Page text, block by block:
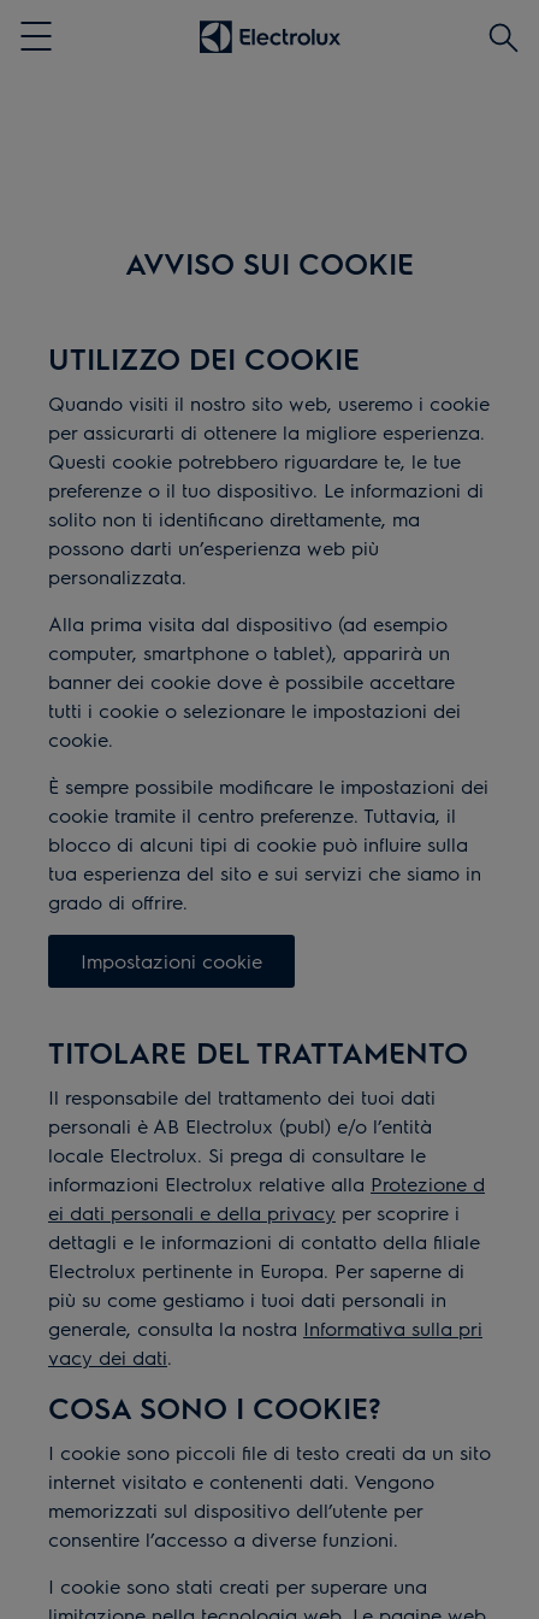
Menu
AVVISO SUI COOKIE
UTILIZZO DEI COOKIE
Quando visiti il nostro sito web, useremo i cookie
per assicurarti di ottenere la migliore esperienza.
Questi cookie potrebbero riguardare te, le tue
preferenze o il tuo dispositivo. Le informazioni di
solito non ti identificano direttamente, ma
possono darti un’esperienza web più
personalizzata.
Alla prima visita dal dispositivo (ad esempio
computer, smartphone o tablet), apparirà un
banner dei cookie dove è possibile accettare
tutti i cookie o selezionare le impostazioni dei
cookie.
È sempre possibile modificare le impostazioni dei
cookie tramite il centro preferenze. Tuttavia, il
blocco di alcuni tipi di cookie può influire sulla
tua esperienza del sito e sui servizi che siamo in
grado di offrire.
Impostazioni cookie
TITOLARE DEL TRATTAMENTO
Il responsabile del trattamento dei tuoi dati
personali è AB Electrolux (publ) e/o l’entità
locale Electrolux. Si prega di consultare le
informazioni Electrolux relative alla Protezione d
ei dati personali e della privacy per scoprire i
dettagli e le informazioni di contatto della filiale
Electrolux pertinente in Europa. Per saperne di
più su come gestiamo i tuoi dati personali in
generale, consulta la nostra Informativa sulla pri
vacy dei dati.
COSA SONO I COOKIE?
I cookie sono piccoli file di testo creati da un sito
internet visitato e contenenti dati. Vengono
memorizzati sul dispositivo dell’utente per
consentire l’accesso a diverse funzioni.
I cookie sono stati creati per superare una